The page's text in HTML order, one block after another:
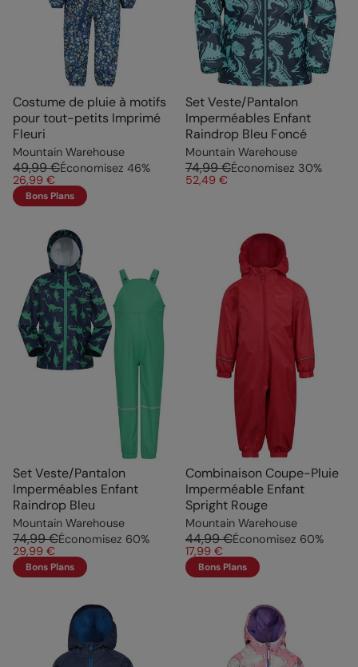
Costume de pluie à motifs
pour tout-petits Imprimé
Fleuri
Mountain Warehouse
49,99 €Économisez 46%
26,99 €
Bons Plans
Set Veste/Pantalon
Imperméables Enfant
Raindrop Bleu Foncé
Mountain Warehouse
74,99 €Économisez 30%
52,49 €
Set Veste/Pantalon
Imperméables Enfant
Raindrop Bleu
Mountain Warehouse
74,99 €Économisez 60%
29,99 €
Bons Plans
Combinaison Coupe-Pluie
Imperméable Enfant
Spright Rouge
Mountain Warehouse
44,99 €Économisez 60%
17,99 €
Bons Plans